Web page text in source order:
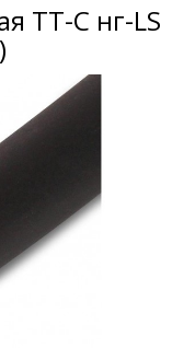
ТТ-С нг-LS